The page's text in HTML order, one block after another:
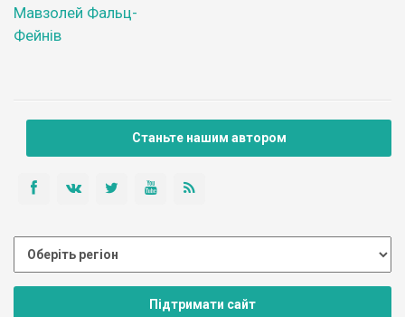
Мавзолей Фальц-
Фейнів
Станьте нашим автором
Підтримати сайт